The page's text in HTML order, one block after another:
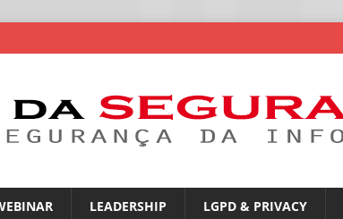
LEADERSHIP LGPD & PRIVACY